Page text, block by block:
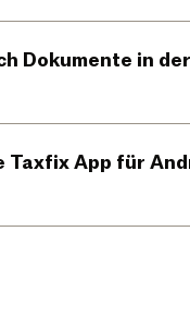
Dokumente in
Taxfix App für